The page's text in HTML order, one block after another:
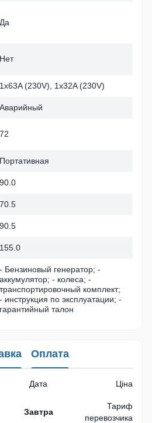
Да
Нет
1х63A (230V), 1х32A (230V)
Аварийный
72
Портативная
90.0
70.5
90.5
155.0
- Бензиновый генератор; -
аккумулятор; - колеса; -
транспортировочный комплект;
- инструкция по эксплуатации; -
гарантийный талон
Оплата
Дата Ціна
Завтра
Тариф
перевозчика